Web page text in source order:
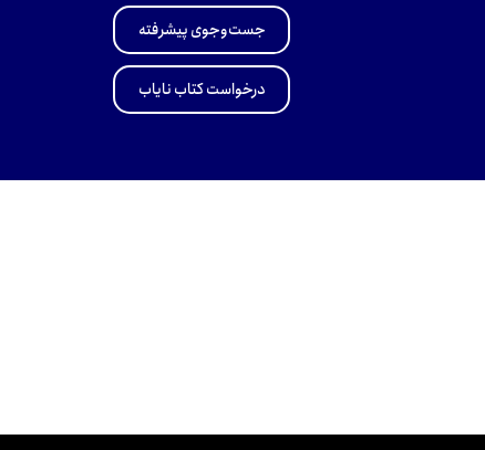
جست‌وجوی پیشرفته
درخواست کتاب نایاب